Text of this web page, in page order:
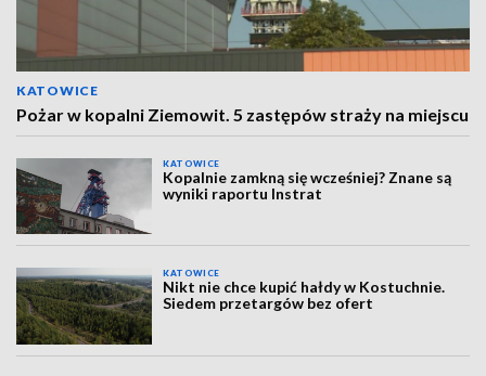
KATOWICE
Pożar w kopalni Ziemowit. 5 zastępów straży na miejscu
KATOWICE
Kopalnie zamkną się wcześniej? Znane są
wyniki raportu Instrat
KATOWICE
Nikt nie chce kupić hałdy w Kostuchnie.
Siedem przetargów bez ofert